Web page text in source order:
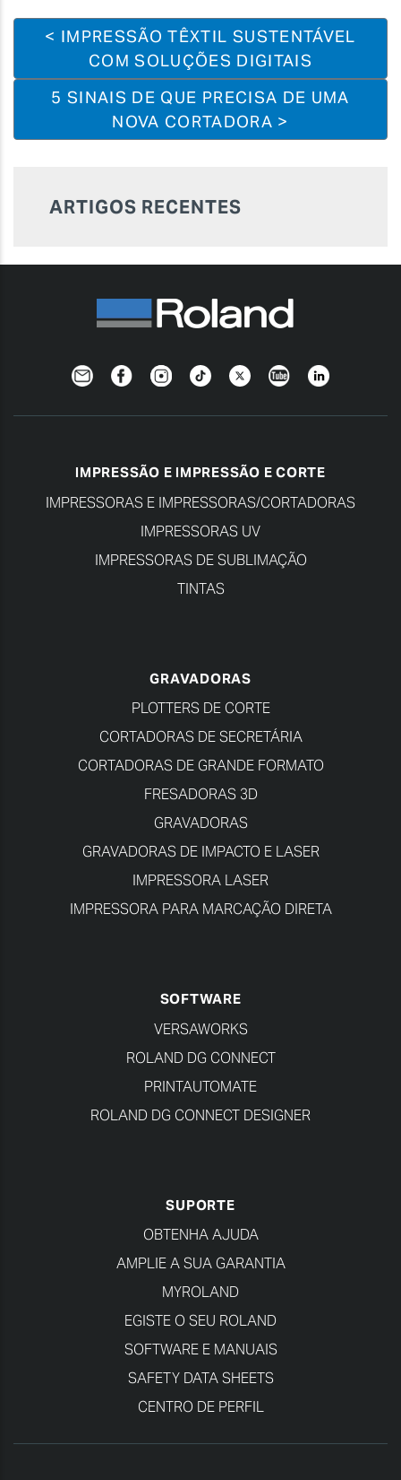
< IMPRESSÃO TÊXTIL SUSTENTÁVEL
COM SOLUÇÕES DIGITAIS
5 SINAIS DE QUE PRECISA DE UMA
NOVA CORTADORA >
ARTIGOS RECENTES
NewsletterFacebookInstagramTikTokTwitterYouTubeLinkedin
IMPRESSÃO E IMPRESSÃO E CORTE
IMPRESSORAS E IMPRESSORAS/CORTADORAS
IMPRESSORAS UV
IMPRESSORAS DE SUBLIMAÇÃO
TINTAS
GRAVADORAS
PLOTTERS DE CORTE
CORTADORAS DE SECRETÁRIA
CORTADORAS DE GRANDE FORMATO
FRESADORAS 3D
GRAVADORAS
GRAVADORAS DE IMPACTO E LASER
IMPRESSORA LASER
IMPRESSORA PARA MARCAÇÃO DIRETA
SOFTWARE
VERSAWORKS
ROLAND DG CONNECT
PRINTAUTOMATE
ROLAND DG CONNECT DESIGNER
SUPORTE
OBTENHA AJUDA
AMPLIE A SUA GARANTIA
MYROLAND
EGISTE O SEU ROLAND
SOFTWARE E MANUAIS
SAFETY DATA SHEETS
CENTRO DE PERFIL